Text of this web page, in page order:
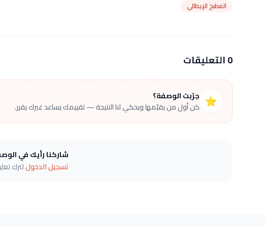
المطبخ الإيطالي
0 التعليقات
⭐ جرّبت الوصفة؟
كن أول من يقيّمها ويحكي لنا النتيجة — تقييمك يساعد غيرك يقرر.
شاركنا رأيك في
تسجيل الدخوللترك